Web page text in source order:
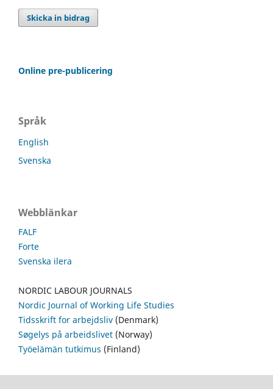
Skicka in bidrag
Online pre-publicering
Språk
English
Svenska
Webblänkar
FALF
Forte
Svenska ilera
NORDIC LABOUR JOURNALS
Nordic Journal of Working Life Studies
Tidsskrift for arbejdsliv (Denmark)
Søgelys på arbeidslivet (Norway)
Työelämän tutkimus (Finland)